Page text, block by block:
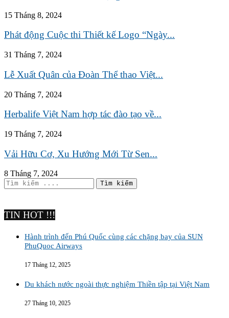
15 Tháng 8, 2024
Phát động Cuộc thi Thiết kế Logo “Ngày...
31 Tháng 7, 2024
Lễ Xuất Quân của Đoàn Thể thao Việt...
20 Tháng 7, 2024
Herbalife Việt Nam hợp tác đào tạo về...
19 Tháng 7, 2024
Vải Hữu Cơ, Xu Hướng Mới Từ Sen...
8 Tháng 7, 2024
TIN HOT !!!
Hành trình đến Phú Quốc cùng các chặng bay của SUN
PhuQuoc Airways
17 Tháng 12, 2025
Du khách nước ngoài thực nghiệm Thiền tập tại Việt Nam
27 Tháng 10, 2025